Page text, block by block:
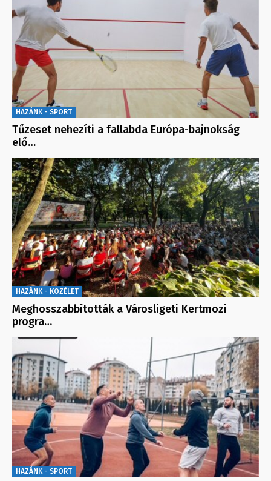
HAZÁNK - SPORT
Tűzeset nehezíti a fallabda Európa-bajnokság
elő…
HAZÁNK - KÖZÉLET
Meghosszabbították a Városligeti Kertmozi
progra…
HAZÁNK - SPORT